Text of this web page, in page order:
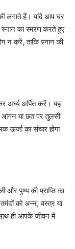
लगाते हैं। यदि आप घर
स्नान का स्मरण करते हुए
न करें, ताकि स्नान की
अर्घ्य अर्पित करें। यह
आंगन या छत पर तुलसी
ऊर्जा का संचार होगा
और पुण्य की प्राप्ति का
को अन्न, वस्त्र या
ही आपके जीवन में